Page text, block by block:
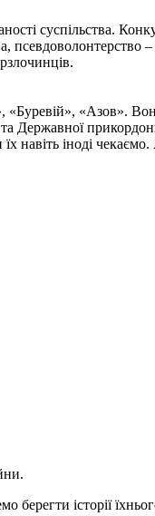
суспільства.
псевдоволонтерство
«Буревій», «Азов».
та Державної
навіть іноді
історії